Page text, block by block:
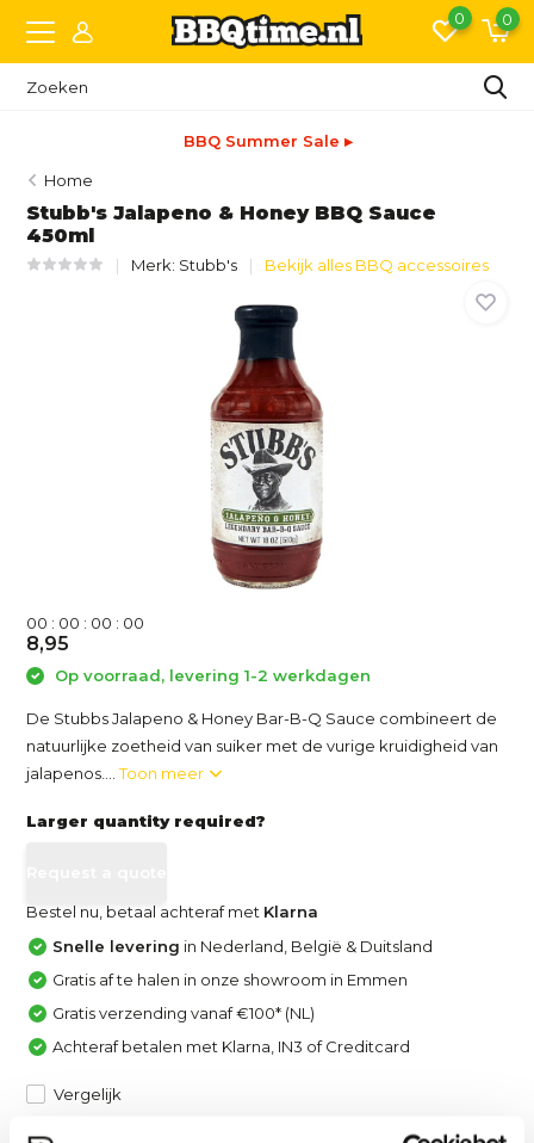
0 0
BBQ Summer Sale ▸
Home
Stubb's Jalapeno & Honey BBQ Sauce
450ml
Merk: Stubb's Bekijk alles BBQ accessoires
00 : 00 : 00 : 00
8,95
Op voorraad, levering 1-2 werkdagen
De Stubbs Jalapeno & Honey Bar-B-Q Sauce combineert de
natuurlijke zoetheid van suiker met de vurige kruidigheid van
jalapenos....Toon meer
Larger quantity required?
Bestel nu, betaal achteraf met Klarna
Snelle levering in Nederland, België & Duitsland
Gratis af te halen in onze showroom in Emmen
Gratis verzending vanaf €100* (NL)
Achteraf betalen met Klarna, IN3 of Creditcard
Vergelijk